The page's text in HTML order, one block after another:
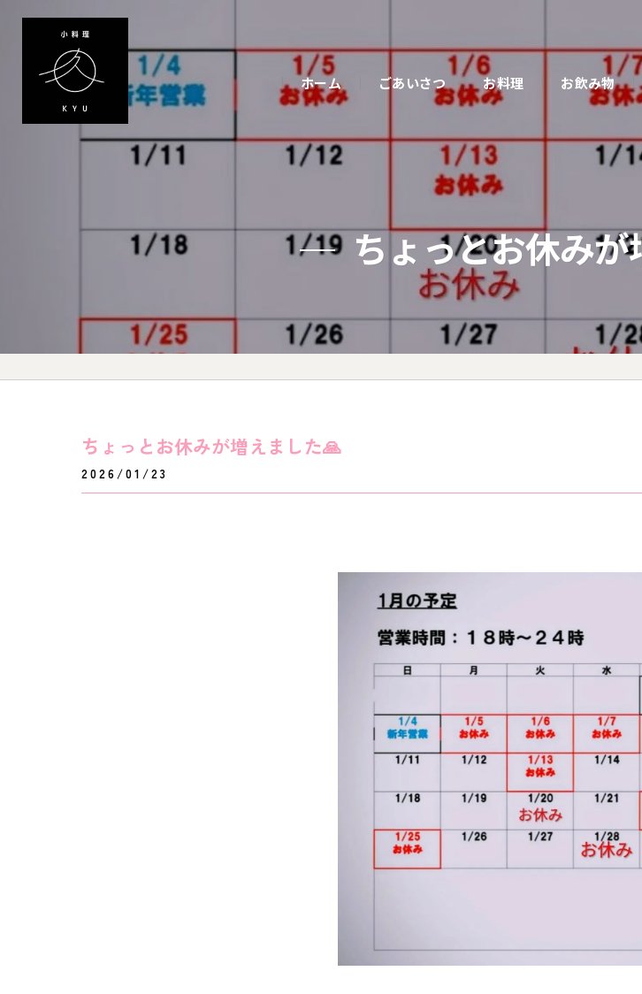
ホーム ごあいさつ お料理 お飲み物
ちょっとお休み
ちょっとお休みが増えました🙏
2026/01/23